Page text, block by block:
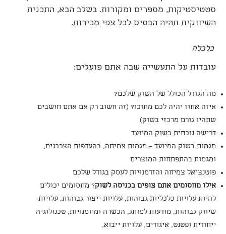
סטטיסטיקות, מספרים ומקורות. בשלב הבא, התכנית
השיווקית תהיה הבסיס לכל צפי מכירות.
כלכלה
עובדות על התעשייה שבה אתם פועלים:
מה הגודל הכולל של השוק שלכם?
איזה אחוז יהיה לכם מתוכו? (זה חשוב רק אם אתם חושבים
שתהיו גורם מרכזי בשוק)
דרישה נוכחית בשוק המיועד
מגמות בשוק המיועד – מגמות צמיחה, בהעדפות הצרכנים,
ומגמות בהתפתחות המוצרים
פוטנציאל צמיחה והזדמנויות לעסק בגודל שלכם
אילו מחסומים אתם צופים בכניסה לשוק? מחסומים יכולים
להיות עלויות כלכליות גבוהות, עלויות ייצור גבוהות, עלויות
שיווק גבוהות, מודעות למותג, הכשרה ומיומנויות, טכנולוגיה
ייחודית ופטנט, איגודים, עלויות ייבוא,